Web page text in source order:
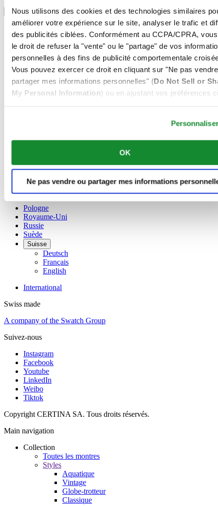
Nous utilisons des cookies et des technologies similaires
améliorer votre expérience sur le site, analyser le trafic et
des publicités ciblées. Conformément au CCPA/CPRA,
le droit de refuser la "vente" ou le "partage" de vos
personnelles à des fins de publicité comportementale
Vous pouvez exercer ce droit en cliquant sur "Ne pas
partager mes informations personnelles" (Do Not Sell or
My Personal Information) ou en ajustant vos préférences
OK
Ne pas vendre ou partager mes informations
Sélecteur de langue
Autriche
Belgique
Dutch
Chine
English
简体中文
English
Norvège
Pays-Bas
Pologne
Royaume-Uni
Russie
Suède
Suisse
Deutsch
Français
English
International
Swiss made
A company of the Swatch Group
Suivez-nous
Instagram
Facebook
Youtube
LinkedIn
Weibo
Tiktok
Copyright CERTINA SA. Tous droits réservés.
Main navigation
Collection
Toutes les montres
Styles
Aquatique
Vintage
Globe-trotteur
Classique